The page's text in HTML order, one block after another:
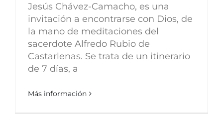
Jesús Chávez-Camacho, es una
invitación a encontrarse con Dios, de
la mano de meditaciones del
sacerdote Alfredo Rubio de
Castarlenas. Se trata de un itinerario
de 7 días, a
Más información